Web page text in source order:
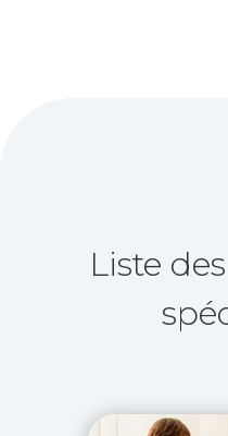
Liste